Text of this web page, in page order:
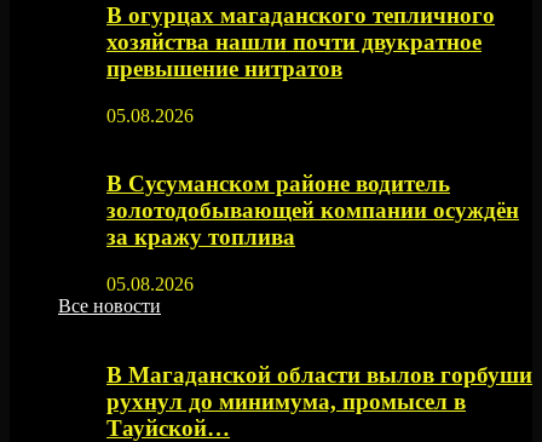
В огурцах магаданского тепличного
хозяйства нашли почти двукратное
превышение нитратов
05.08.2026
В Сусуманском районе водитель
золотодобывающей компании осуждён
за кражу топлива
05.08.2026
Все новости
В Магаданской области вылов горбуши
рухнул до минимума, промысел в
Тауйской…